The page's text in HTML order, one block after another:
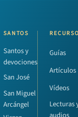
SANTOS
Santos y
devociones
San José
San Miguel
Arcángel
Guías
Artículos
Vídeos
Lecturas